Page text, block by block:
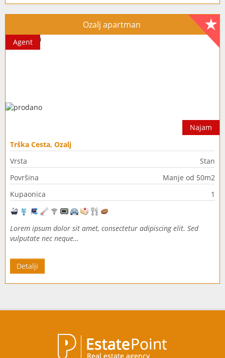
Ozalj apartman
Najam
Agent
Trška Cesta, Ozalj
Vrsta
Stan
Površina
Manje od 50m2
Kupaonica
1
Lorem ipsum dolor sit amet, consectetur adipiscing elit. Sed
vulputate nec neque…
Detalji